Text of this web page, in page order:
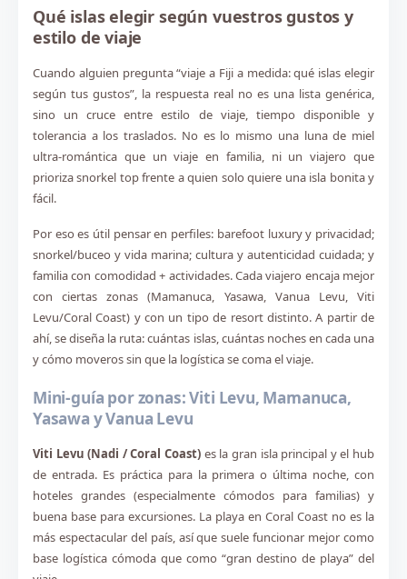
Qué islas elegir según vuestros gustos y
estilo de viaje
Cuando alguien pregunta “viaje a Fiji a medida: qué islas elegir
según tus gustos”, la respuesta real no es una lista genérica,
sino un cruce entre estilo de viaje, tiempo disponible y
tolerancia a los traslados. No es lo mismo una luna de miel
ultra-romántica que un viaje en familia, ni un viajero que
prioriza snorkel top frente a quien solo quiere una isla bonita y
fácil.
Por eso es útil pensar en perfiles: barefoot luxury y privacidad;
snorkel/buceo y vida marina; cultura y autenticidad cuidada; y
familia con comodidad + actividades. Cada viajero encaja mejor
con ciertas zonas (Mamanuca, Yasawa, Vanua Levu, Viti
Levu/Coral Coast) y con un tipo de resort distinto. A partir de
ahí, se diseña la ruta: cuántas islas, cuántas noches en cada una
y cómo moveros sin que la logística se coma el viaje.
Mini-guía por zonas: Viti Levu, Mamanuca,
Yasawa y Vanua Levu
Viti Levu (Nadi / Coral Coast) es la gran isla principal y el hub
de entrada. Es práctica para la primera o última noche, con
hoteles grandes (especialmente cómodos para familias) y
buena base para excursiones. La playa en Coral Coast no es la
más espectacular del país, así que suele funcionar mejor como
base logística cómoda que como “gran destino de playa” del